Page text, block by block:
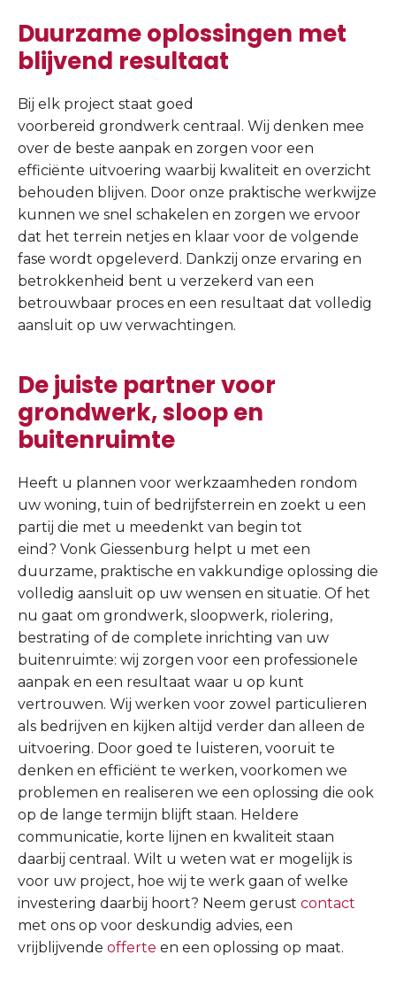
Duurzame oplossingen met
blijvend resultaat
Bij elk project staat goed
voorbereid grondwerk centraal. Wij denken mee
over de beste aanpak en zorgen voor een
efficiënte uitvoering waarbij kwaliteit en overzicht
behouden blijven. Door onze praktische werkwijze
kunnen we snel schakelen en zorgen we ervoor
dat het terrein netjes en klaar voor de volgende
fase wordt opgeleverd. Dankzij onze ervaring en
betrokkenheid bent u verzekerd van een
betrouwbaar proces en een resultaat dat volledig
aansluit op uw verwachtingen.
De juiste partner voor
grondwerk, sloop en
buitenruimte
Heeft u plannen voor werkzaamheden rondom
uw woning, tuin of bedrijfsterrein en zoekt u een
partij die met u meedenkt van begin tot
eind? Vonk Giessenburg helpt u met een
duurzame, praktische en vakkundige oplossing die
volledig aansluit op uw wensen en situatie. Of het
nu gaat om grondwerk, sloopwerk, riolering,
bestrating of de complete inrichting van uw
buitenruimte: wij zorgen voor een professionele
aanpak en een resultaat waar u op kunt
vertrouwen. Wij werken voor zowel particulieren
als bedrijven en kijken altijd verder dan alleen de
uitvoering. Door goed te luisteren, vooruit te
denken en efficiënt te werken, voorkomen we
problemen en realiseren we een oplossing die ook
op de lange termijn blijft staan. Heldere
communicatie, korte lijnen en kwaliteit staan
daarbij centraal. Wilt u weten wat er mogelijk is
voor uw project, hoe wij te werk gaan of welke
investering daarbij hoort? Neem gerust contact
met ons op voor deskundig advies, een
vrijblijvende offerte en een oplossing op maat.